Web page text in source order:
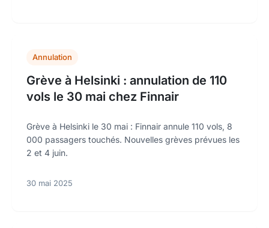
Annulation
Grève à Helsinki : annulation de 110
vols le 30 mai chez Finnair
Grève à Helsinki le 30 mai : Finnair annule 110 vols, 8
000 passagers touchés. Nouvelles grèves prévues les
2 et 4 juin.
30 mai 2025